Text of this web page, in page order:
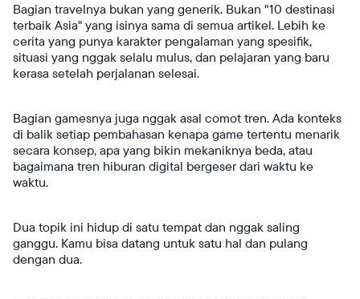
Bagian travelnya bukan yang generik. Bukan "10 destinasi
terbaik Asia" yang isinya sama di semua artikel. Lebih ke
cerita yang punya karakter pengalaman yang spesifik,
situasi yang nggak selalu mulus, dan pelajaran yang baru
kerasa setelah perjalanan selesai.
Bagian gamesnya juga nggak asal comot tren. Ada konteks
di balik setiap pembahasan kenapa game tertentu menarik
secara konsep, apa yang bikin mekaniknya beda, atau
bagaimana tren hiburan digital bergeser dari waktu ke
waktu.
Dua topik ini hidup di satu tempat dan nggak saling
ganggu. Kamu bisa datang untuk satu hal dan pulang
dengan dua.